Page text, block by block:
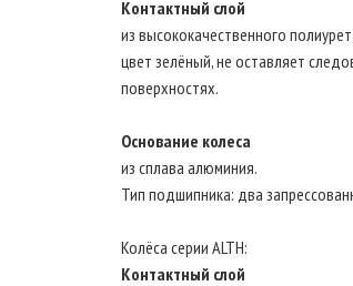
Контактный слой
из высококачественного
цвет зелёный, не оставляет
поверхностях.
Основание колеса
из сплава алюминия.
Тип подшипника: два
Колёса серии ALTH:
Контактный слой